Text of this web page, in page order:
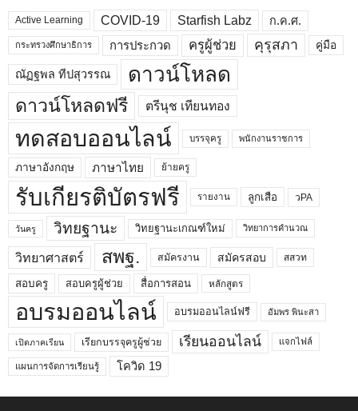
Active Learning COVID-19 Starfish Labz ก.ค.ศ.
กระทรวงศึกษาธิการ การประกวด ครูผู้ช่วย คุรุสภา คู่มือ
ณัฏฐพล ทีปสุวรรณ ดาวน์โหลด
ดาวน์โหลดฟรี ตรีนุช เทียนทอง
ทดสอบออนไลน์ บรรจุครู พนักงานราชการ
ภาษาอังกฤษ ภาษาไทย ย้ายครู
รับเกียรติบัตรฟรี รายงาน ลูกเสือ วPA
วันครู วิทยฐานะ วิทยฐานะเกณฑ์ใหม่ วิทยาการคำนวณ
วิทยาศาสตร์ สพฐ. สมัครงาน สมัครสอบ สสวท
สอบครู สอบครูผู้ช่วย สื่อการสอน หลักสูตร
อบรมออนไลน์ อบรมออนไลน์ฟรี อัมพร พินะสา
เปิดภาคเรียน เรียกบรรจุครูผู้ช่วย เรียนออนไลน์ แจกไฟล์
แผนการจัดการเรียนรู้ โควิด 19